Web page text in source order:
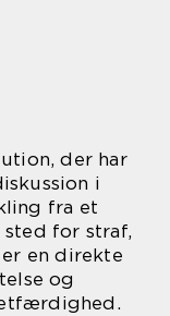
der har
i
fra et
for straf,
en direkte
og